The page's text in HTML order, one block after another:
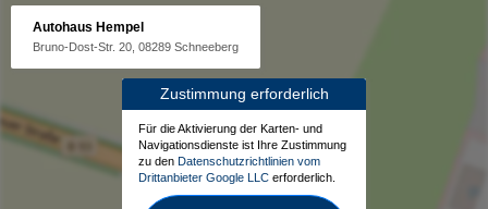
Autohaus Hempel
Bruno-Dost-Str. 20, 08289 Schneeberg
Zustimmung erforderlich
Für die Aktivierung der Karten- und
Navigationsdienste ist Ihre Zustimmung
zu den Datenschutzrichtlinien vom
Drittanbieter Google LLC erforderlich.